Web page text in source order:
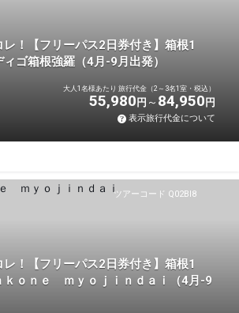
！【フリーパス2日券付き】箱根1
ゴ箱根強羅（4月-9月出発）
大人1名様あたり 旅行代金（2～3名1室・税込）
55,980 円 84,950 円
表示旅行代金について
ツアーコード Q02BI8
！【フリーパス2日券付き】箱根1
ｏｎｅ ｍｙｏｊｉｎｄａｉ（4月-9